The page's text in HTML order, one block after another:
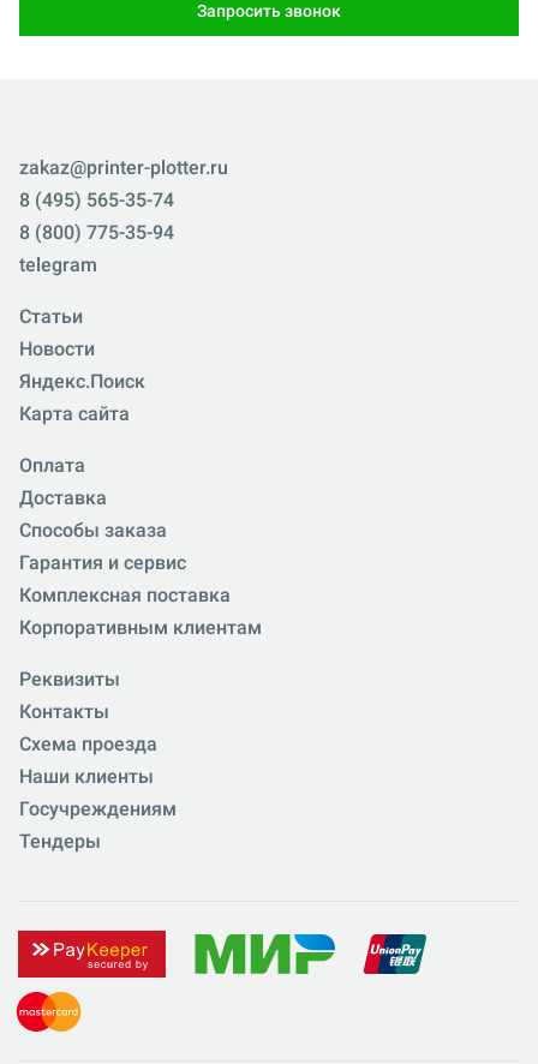
Запросить звонок
zakaz@printer-plotter.ru
8 (495) 565-35-74
8 (800) 775-35-94
telegram
Статьи
Новости
Яндекс.Поиск
Карта сайта
Оплата
Доставка
Способы заказа
Гарантия и сервис
Комплексная поставка
Корпоративным клиентам
Реквизиты
Контакты
Схема проезда
Наши клиенты
Госучреждениям
Тендеры